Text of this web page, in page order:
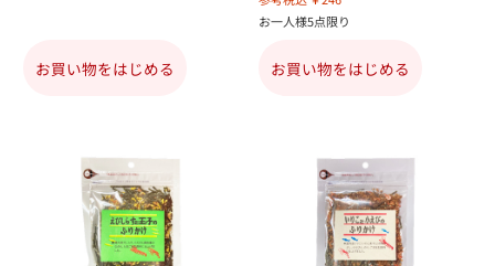
お買い物をはじめる
お一人様5点限り
お買い物をはじめる